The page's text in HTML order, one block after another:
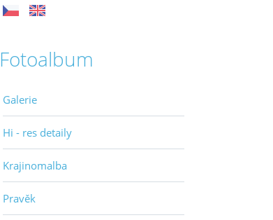
Fotoalbum
Galerie
Hi - res detaily
Krajinomalba
Pravěk